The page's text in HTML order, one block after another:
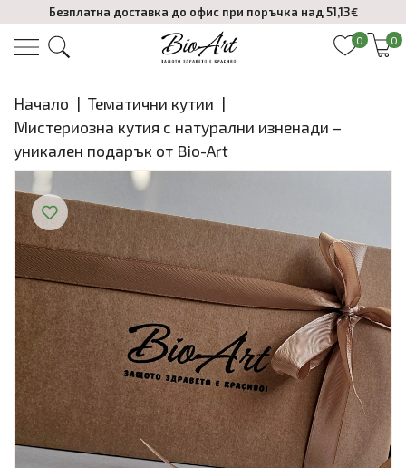
Безплатна доставка до офис при поръчка над 51,13€
0 0
Начало | Тематични кутии |
Мистериозна кутия с натурални изненади –
уникален подарък от Bio-Art